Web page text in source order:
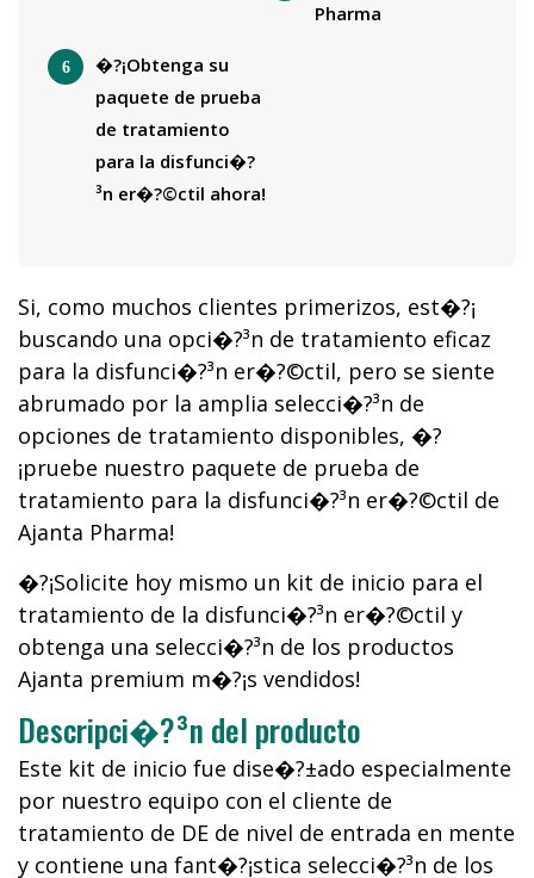
Pharma
�?¡Obtenga su
paquete de prueba
de tratamiento
para la disfunci�?
³n er�?©ctil ahora!
Si, como muchos clientes primerizos, est�?¡
buscando una opci�?³n de tratamiento eficaz
para la disfunci�?³n er�?©ctil, pero se siente
abrumado por la amplia selecci�?³n de
opciones de tratamiento disponibles, �?
¡pruebe nuestro paquete de prueba de
tratamiento para la disfunci�?³n er�?©ctil de
Ajanta Pharma!
�?¡Solicite hoy mismo un kit de inicio para el
tratamiento de la disfunci�?³n er�?©ctil y
obtenga una selecci�?³n de los productos
Ajanta premium m�?¡s vendidos!
Descripci�?³n del producto
Este kit de inicio fue dise�?±ado especialmente
por nuestro equipo con el cliente de
tratamiento de DE de nivel de entrada en mente
y contiene una fant�?¡stica selecci�?³n de los